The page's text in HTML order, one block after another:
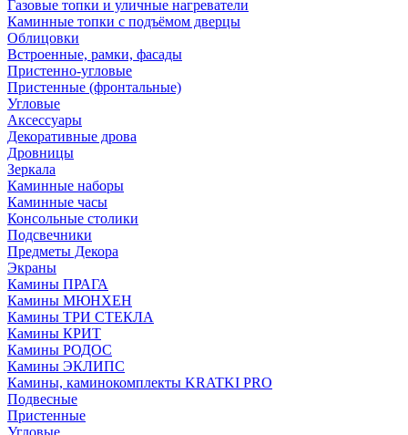
Газовые топки и уличные нагреватели
Каминные топки с подъёмом дверцы
Облицовки
Встроенные, рамки, фасады
Пристенно-угловые
Пристенные (фронтальные)
Угловые
Аксессуары
Декоративные дрова
Дровницы
Зеркала
Каминные наборы
Каминные часы
Консольные столики
Подсвечники
Предметы Декора
Экраны
Камины ПРАГА
Камины МЮНХЕН
Камины ТРИ СТЕКЛА
Камины КРИТ
Камины РОДОС
Камины ЭКЛИПС
Камины, каминокомплекты KRATKI PRO
Подвесные
Пристенные
Угловые